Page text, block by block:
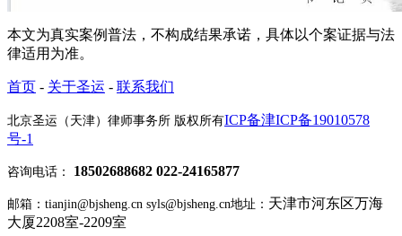
本文为真实案例普法，不构成结果承诺，具体以个案证据与法
律适用为准。
首页 - 关于圣运 - 联系我们
北京圣运（天津）律师事务所 版权所有ICP备津ICP备19010578
号-1
咨询电话： 18502688682 022-24165877
邮箱：tianjin@bjsheng.cn syls@bjsheng.cn地址： 天津市河东区万海
大厦2208室-2209室